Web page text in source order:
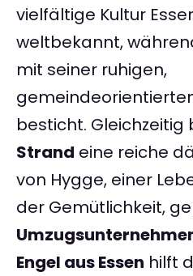
vielfältige Kultur
weltbekannt,
mit seiner ruhigen,
besticht. Gleichzeitig
Strand eine reiche
von Hygge, einer
der Gemütlichkeit,
Engel aus Essen hilft